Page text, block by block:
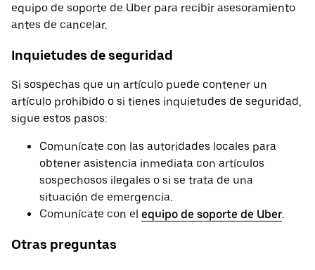
equipo de soporte de Uber para recibir asesoramiento
antes de cancelar.
Inquietudes de seguridad
Si sospechas que un artículo puede contener un
artículo prohibido o si tienes inquietudes de seguridad,
sigue estos pasos:
Comunícate con las autoridades locales para
obtener asistencia inmediata con artículos
sospechosos ilegales o si se trata de una
situación de emergencia.
Comunícate con el equipo de soporte de Uber.
Otras preguntas